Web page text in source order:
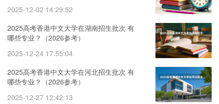
2025-12-02 14:29:52
2025高考香港中文大学在湖南招生批次 有
哪些专业？（2026参考）
2025-12-24 17:55:04
2025高考香港中文大学在河北招生批次 有
哪些专业？（2026参考）
2025-12-27 12:42:13